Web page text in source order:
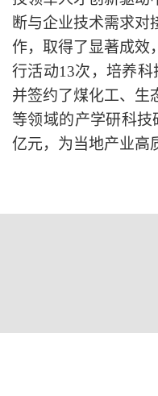
断与企业技术需求对
作， 取得了显著成效
行活动1 3次 ，培养
并签约了煤化工、生
等领域的产学研科技
亿元， 为当地产业高